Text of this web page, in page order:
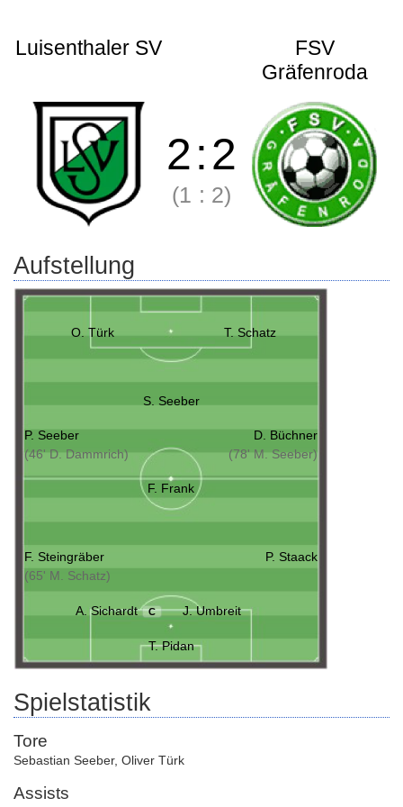
Luisenthaler SV
FSV
Gräfenroda
2:2
(1 : 2)
Aufstellung
O. Türk T. Schatz
S. Seeber
P. Seeber
(46' D. Dammrich)
D. Büchner
(78' M. Seeber)
F. Frank
F. Steingräber
(65' M. Schatz)
P. Staack
A. Sichardt C J. Umbreit
T. Pidan
Spielstatistik
Tore
Sebastian Seeber, Oliver Türk
Assists